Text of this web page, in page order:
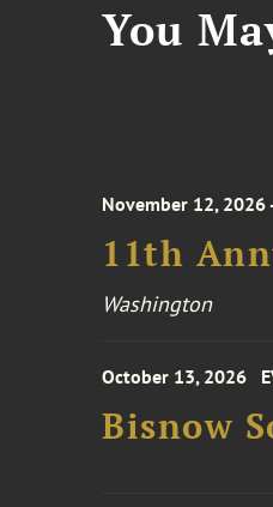
You
November 12,
11th
Washington
October 13, 2026
Bisnow